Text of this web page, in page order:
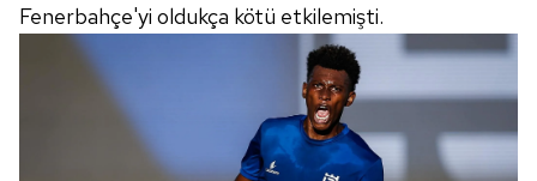
Fenerbahçe'yi oldukça kötü etkilemişti.